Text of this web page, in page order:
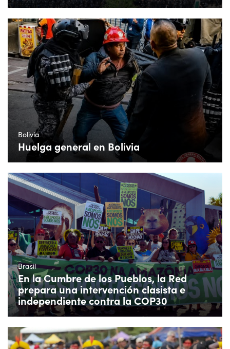
Bolivia
Huelga general en Bolivia
Brasil
En la Cumbre de los Pueblos, la Red
prepara una intervención clasista e
independiente contra la COP30